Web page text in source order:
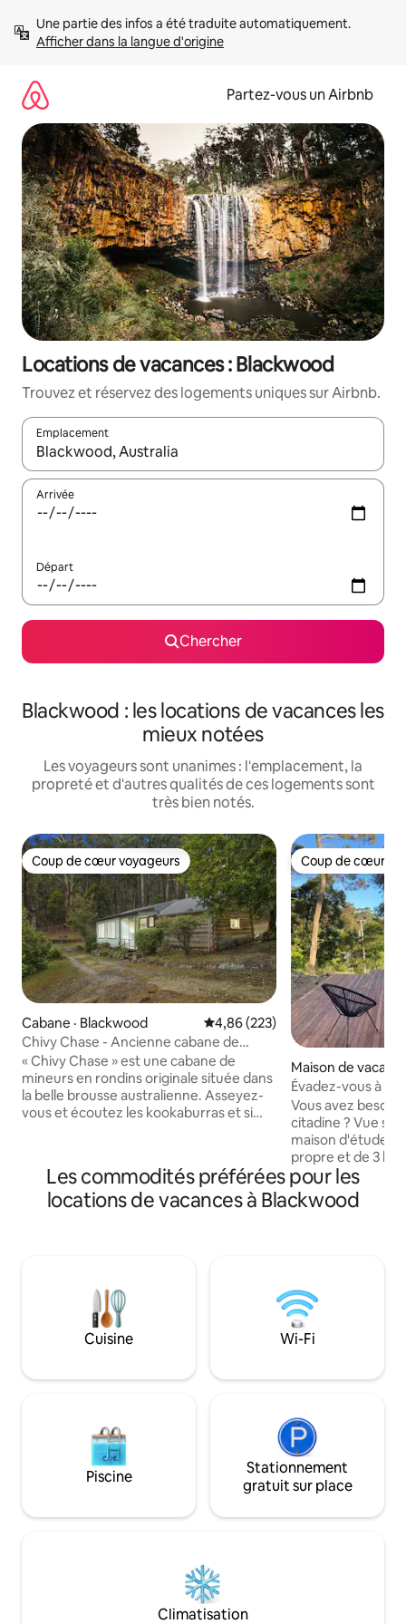
directement
Afficher dans la langue d'origine
Partez-vous un Airbnb
Locations de vacances : Blackwood
Trouvez et réservez des logements uniques sur Airbnb.
Emplacement
Quand les résultats sont affichés, parcourez-les en utilisant
Arrivée
Départ
Chercher
Blackwood : les locations de vacances les
mieux notées
Les voyageurs sont unanimes : l'emplacement, la
propreté et d'autres qualités de ces logements sont
très bien notés.
Coup de cœur voyageurs
Coup de cœur voyageurs
Cabane · Blackwood Note moyenne de 4,86 sur 5,
4,86 (223)
Chivy Chase - Ancienne cabane de
mineurs dans la brousse australienne
« Chivy Chase » est une cabane de
mineurs en rondins originale située dans
la belle brousse australienne. Asseyez-
vous et écoutez les kookaburras et si
résident dans le jardin. La maison se
compose de 2 chambres, 2 petites
vérandas, d'une salle de bain et de la
Dorrie » avec un lit double qui peut être
utilisé en été. La cabane en rondins a été
construite au début du siècle dernier et
diverses pièces ont été ajoutées au fil
conventionnelle. La 2e chambre est
endroit merveilleux pour se ressourcer
dans la nature. Nous n'avons
délibérément pas mis de téléphone ou
de connexion Internet, ni de réception
télévision avec une sélection de DVD et
colonnes de chauffage portables dans
les chambres. Les équipements de
cuisine comprennent : un très petit four
et une cuisinière à 2 feux, un four à
Coup de cœur
Coup de cœur
Maison de
ood
Évadez-vous à
Vous avez besoin
citadine ? Vue
maison d'étude,
propre et de 3 lits
et une
pittoresque du
instantanément.
terrasse avec
divertir ou se détendre.
de société et
WI-FI et
personne pour
animaux de
Les commodités préférées pour les
locations de vacances à Blackwood
Cuisine Wi-Fi
Piscine
Stationnement
gratuit sur place
Climatisation